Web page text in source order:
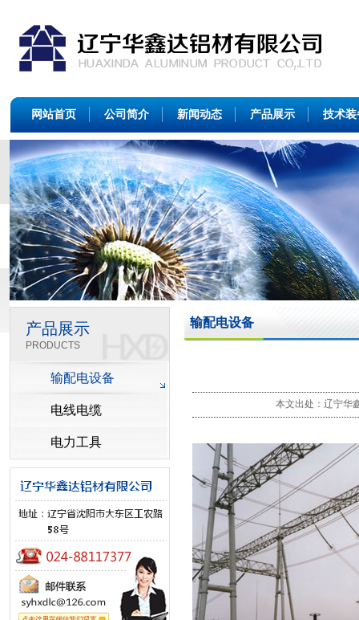
网站首页 公司简介 新闻动态 产品展示 技术装
产品展示
PRODUCTS
输配电设备
电线电缆
电力工具
输配电设备
本文出处：辽宁